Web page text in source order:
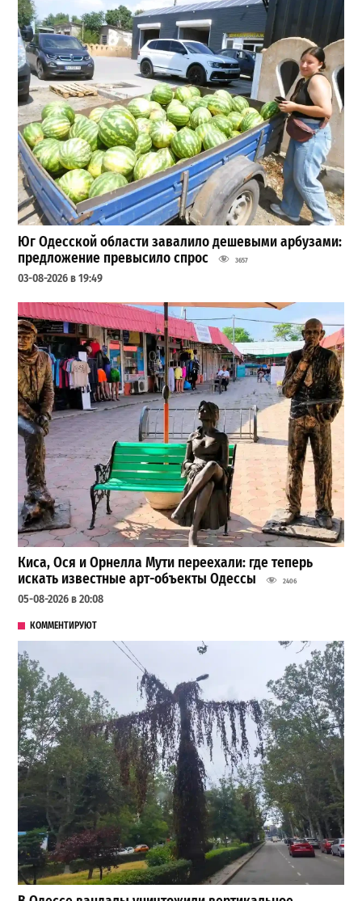
Юг Одесской области завалило дешевыми арбузами:
предложение превысило спрос
3657
03-08-2026 в 19:49
Киса, Ося и Орнелла Мути переехали: где теперь
искать известные арт-объекты Одессы
2406
05-08-2026 в 20:08
КОММЕНТИРУЮТ